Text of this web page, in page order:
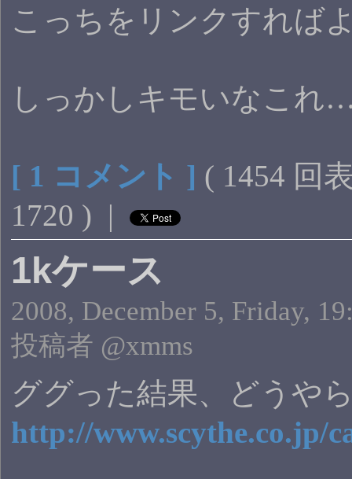
こっちをリンクすれば
しっかしキモいなこれ
[ 1 コメント ] ( 1454 回
1720 ) |
1kケース
2008, December 5, Friday,
投稿者 @xmms
ググった結果、どうや
http://www.scythe.co.jp/